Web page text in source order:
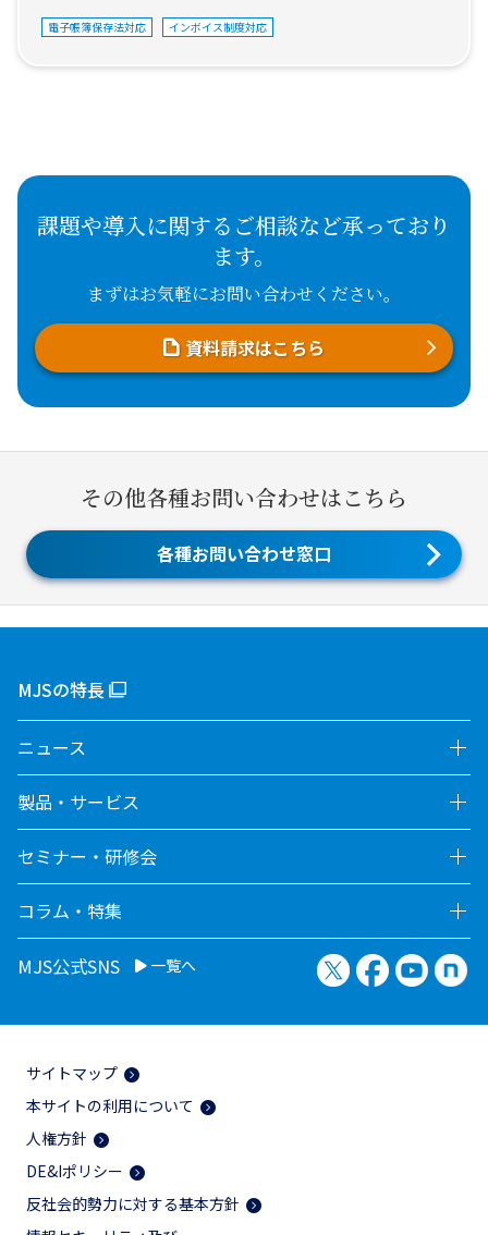
電子帳簿保存法対応 インボイス制度対応
課題や導入に関するご相談など承っており
ます。
まずはお気軽にお問い合わせください。
資料請求はこちら
その他各種お問い合わせはこちら
各種お問い合わせ窓口
MJSの特長
ニュース
製品・サービス
セミナー・研修会
コラム・特集
MJS公式SNS 一覧へ X（旧Twitter）
Facebook
サイトマップ
本サイトの利用について
人権方針
DE&Iポリシー
反社会的勢力に対する基本方針